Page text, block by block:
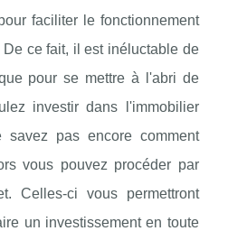
faciliter le fonctionnement
ce fait, il est inéluctable de
pour se mettre à l'abri de
investir dans l'immobilier
pas encore comment
vous pouvez procéder par
Celles-ci vous permettront
un investissement en toute